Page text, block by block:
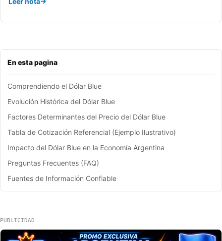
En esta pagina
Comprendiendo el Dólar Blue
Evolución Histórica del Dólar Blue
Factores Determinantes del Precio del Dólar Blue
Tabla de Cotización Referencial (Ejemplo Ilustrativo)
Impacto del Dólar Blue en la Economía Argentina
Preguntas Frecuentes (FAQ)
Fuentes de Información Confiable
PUBLICIDAD